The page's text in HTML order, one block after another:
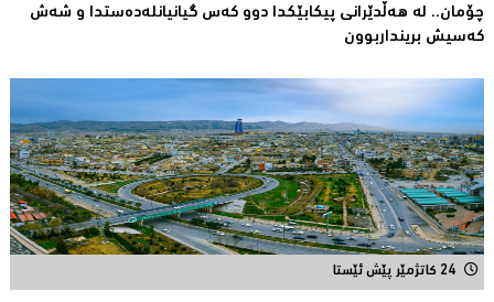
چۆمان.. لە هەڵدێرانی پیكابێکدا دوو کەس گیانیانلەدەستدا و شەش
کەسیش برینداربوون
24 کاتژمێر پێش ئێستا